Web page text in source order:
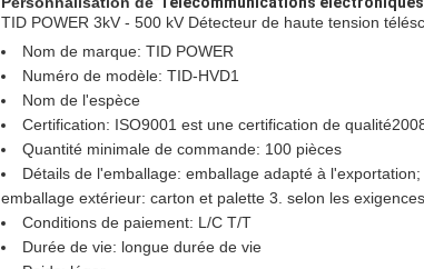
TID POWER 3kV - 500 kV Détecteur de haute tension
Nom de marque: TID POWER
Numéro de modèle: TID-HVD1
Nom de l'espèce
Certification: ISO9001 est une certification de
Quantité minimale de commande: 100 pièces
Détails de l'emballage: emballage adapté à
emballage extérieur: carton et palette 3. selon les
Conditions de paiement: L/C T/T
Durée de vie: longue durée de vie